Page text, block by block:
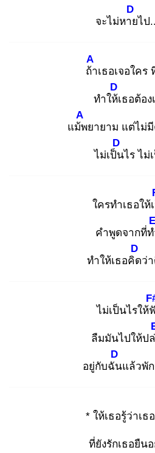
จะไม่หาย
D
ไ
ถ้า
A
เธอเจอใคร
ทำให้เ
D
ธอต้อง
แม้พ
A
ยายาม แต่ไม่
ไม่เป็น
D
ไร ไม่
ใครทำเธอให้
คำพูดจากที่ท
E
ทำให้เธอคิด
D
ว่
ไม่เป็นไรให้
ลืมมันไปให้ป
อยู่กับฉัน
D
แล้วพั
* ให้เธอรู้ว่าเธ
ที่ยังรักเธอยืน